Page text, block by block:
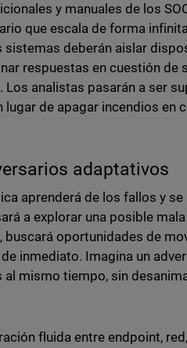
y manuales de los
que escala de forma
sistemas deberán aislar
respuestas en cuestión de
Los analistas pasarán a ser
de apagar incendios en
adaptativos
aprenderá de los fallos y se
a explorar una posible mala
buscará oportunidades de
inmediato. Imagina un
mismo tiempo, sin
fluida entre endpoint,